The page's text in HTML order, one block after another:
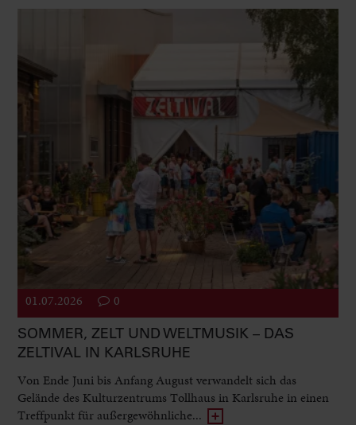
01.07.2026 0
SOMMER, ZELT UND WELTMUSIK – DAS
ZELTIVAL IN KARLSRUHE
Von Ende Juni bis Anfang August verwandelt sich das
Gelände des Kulturzentrums Tollhaus in Karlsruhe in einen
Treffpunkt für außergewöhnliche...